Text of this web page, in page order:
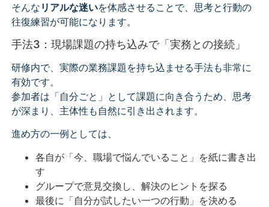
そんな リアルな迷いを体感させることで、思考と行動の
往復練習が可能になります。
手法3：現場課題の持ち込みで「実務との接続」
研修内で、実際の業務課題を持ち込ませる手法も非常に
有効です。
参加者は「自分ごと」として課題に向き合うため、思考
が深まり、主体性も自然に引き出されます。
進め方の一例としては、
各自が「今、職場で悩んでいること」を紙に書き出
す
グループで意見交換し、解決のヒントを探る
最後に「自分が試したい一つの行動」を決める